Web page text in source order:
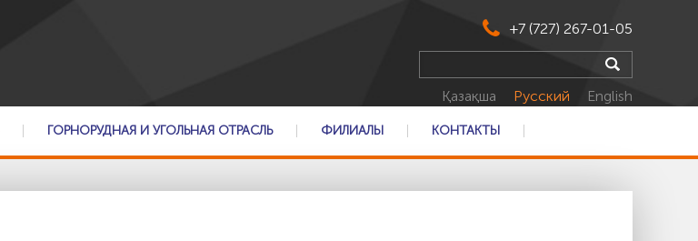
+7 (727) 267-01-05
Қазақша Русский English
ГОРНОРУДНАЯ И УГОЛЬНАЯ ОТРАСЛЬ ФИЛИАЛЫ КОНТАКТЫ